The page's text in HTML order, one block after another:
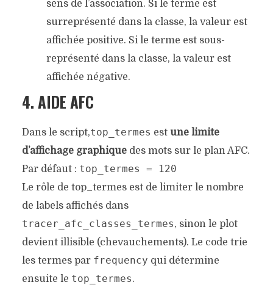
sens de l’association. Si le terme est
surreprésenté dans la classe, la valeur est
affichée positive. Si le terme est sous-
représenté dans la classe, la valeur est
affichée négative.
4. AIDE AFC
Dans le script,top_termes est une limite
d’affichage graphiquedes mots sur le plan AFC.
Par défaut : top_termes = 120
Le rôle de top_termes est de limiter le nombre
de labels affichés dans
tracer_afc_classes_termes, sinon le plot
devient illisible (chevauchements). Le code trie
les termes par frequency qui détermine
ensuite le top_termes.